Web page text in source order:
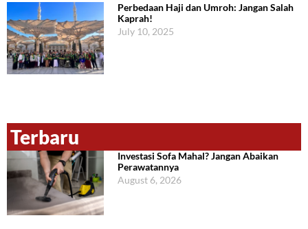
Perbedaan Haji dan Umroh: Jangan Salah
Kaprah!
July 10, 2025
Terbaru
Investasi Sofa Mahal? Jangan Abaikan
Perawatannya
August 6, 2026